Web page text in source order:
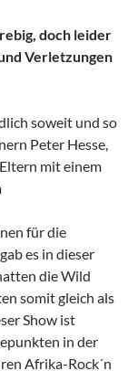
doch leider
Verletzungen
soweit und so
Peter Hesse,
mit einem
für die
es in dieser
die Wild
somit gleich als
Show ist
in der
Afrika-Rock´n